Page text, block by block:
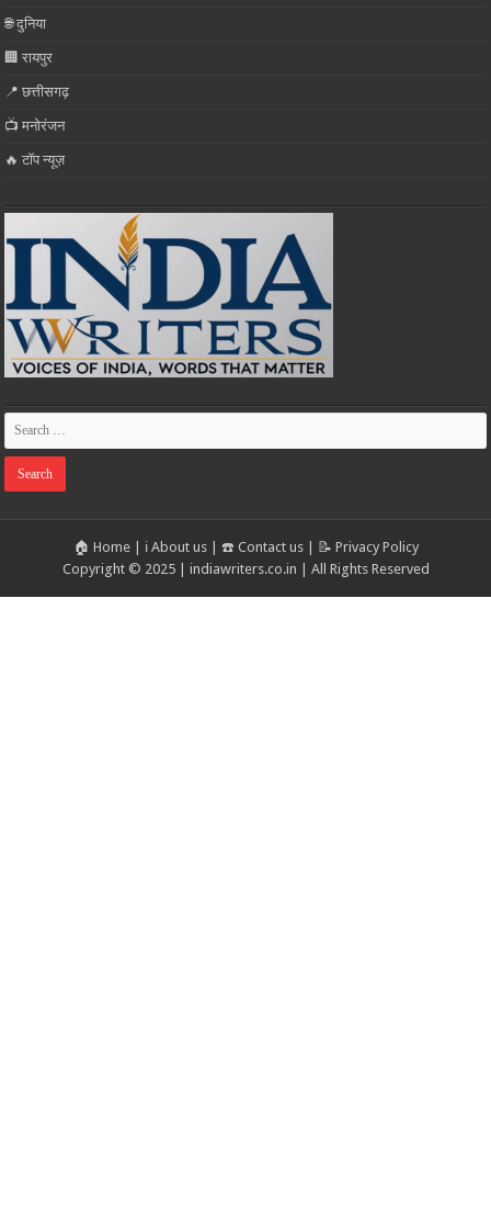
🌐 दुनिया
🏢 रायपुर
📍 छत्तीसगढ़
📺 मनोरंजन
🔥 टॉप न्यूज़
🏠 Home| ℹ️ About us| ☎️ Contact us| 📝 Privacy Policy
Copyright © 2025 | indiawriters.co.in | All Rights Reserved